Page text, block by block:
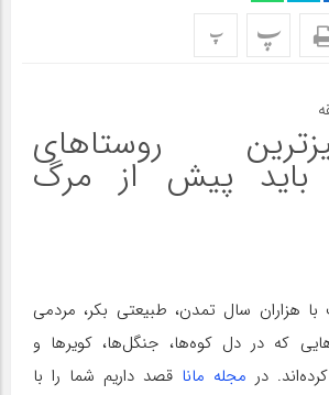
پ پ
روستاهای
باید پیش از مرگ
با هزاران سال تمدن، طبیعتی بکر، مردمی
که در دل کوه‌ها، جنگل‌ها، کویرها و
در مجله مانا قصد داریم شما را با